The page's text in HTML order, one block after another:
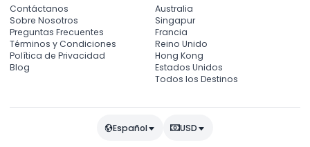
Contáctanos
Sobre Nosotros
Preguntas Frecuentes
Términos y Condiciones
Política de Privacidad
Blog
Australia
Singapur
Francia
Reino Unido
Hong Kong
Estados Unidos
Todos los Destinos
Español USD